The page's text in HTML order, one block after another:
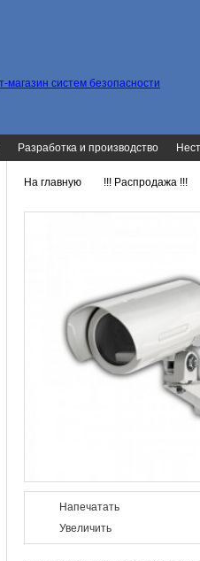
Разработка и производство
На главную !!! Распродажа !!!
Напечатать
Увеличить